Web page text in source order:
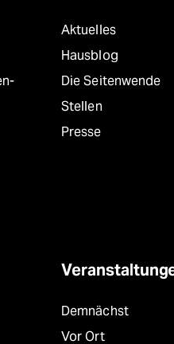
Aktuelles
Hausblog
Die Seitenwende
Stellen
Presse
Demnächst
Vor Ort